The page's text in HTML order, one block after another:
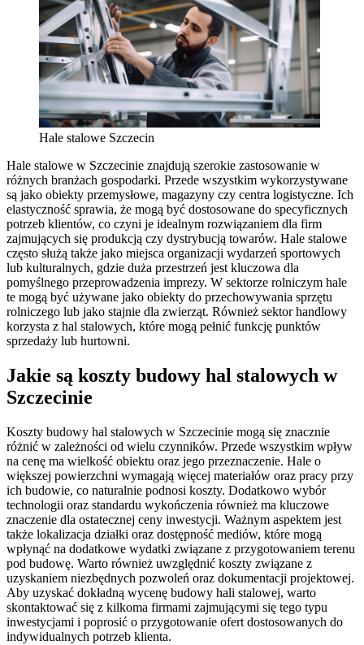
Hale stalowe Szczecin
Hale stalowe w Szczecinie znajdują szerokie zastosowanie w
różnych branżach gospodarki. Przede wszystkim wykorzystywane
są jako obiekty przemysłowe, magazyny czy centra logistyczne. Ich
elastyczność sprawia, że mogą być dostosowane do specyficznych
potrzeb klientów, co czyni je idealnym rozwiązaniem dla firm
zajmujących się produkcją czy dystrybucją towarów. Hale stalowe
często służą także jako miejsca organizacji wydarzeń sportowych
lub kulturalnych, gdzie duża przestrzeń jest kluczowa dla
pomyślnego przeprowadzenia imprezy. W sektorze rolniczym hale
te mogą być używane jako obiekty do przechowywania sprzętu
rolniczego lub jako stajnie dla zwierząt. Również sektor handlowy
korzysta z hal stalowych, które mogą pełnić funkcję punktów
sprzedaży lub hurtowni.
Jakie są koszty budowy hal stalowych w
Szczecinie
Koszty budowy hal stalowych w Szczecinie mogą się znacznie
różnić w zależności od wielu czynników. Przede wszystkim wpływ
na cenę ma wielkość obiektu oraz jego przeznaczenie. Hale o
większej powierzchni wymagają więcej materiałów oraz pracy przy
ich budowie, co naturalnie podnosi koszty. Dodatkowo wybór
technologii oraz standardu wykończenia również ma kluczowe
znaczenie dla ostatecznej ceny inwestycji. Ważnym aspektem jest
także lokalizacja działki oraz dostępność mediów, które mogą
wpłynąć na dodatkowe wydatki związane z przygotowaniem terenu
pod budowę. Warto również uwzględnić koszty związane z
uzyskaniem niezbędnych pozwoleń oraz dokumentacji projektowej.
Aby uzyskać dokładną wycenę budowy hali stalowej, warto
skontaktować się z kilkoma firmami zajmującymi się tego typu
inwestycjami i poprosić o przygotowanie ofert dostosowanych do
indywidualnych potrzeb klienta.